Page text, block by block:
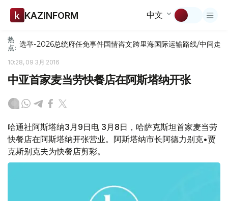
KAZINFORM 中文
热
点: 选举-2026总统府任免事件国情咨文跨里海国际运输路线/中间走廊
10:28, 09 3月 2016
中亚首家麦当劳快餐店在阿斯塔纳开张
哈通社阿斯塔纳3月9日电 3月8日，哈萨克斯坦首家麦当劳
快餐店在阿斯塔纳开张营业。阿斯塔纳市长阿德力别克•贾
克斯别克夫为快餐店剪彩。